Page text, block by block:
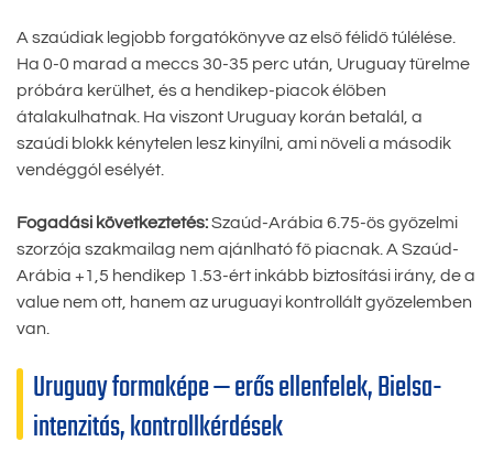
A szaúdiak legjobb forgatókönyve az első félidő túlélése.
Ha 0-0 marad a meccs 30-35 perc után, Uruguay türelme
próbára kerülhet, és a hendikep-piacok élőben
átalakulhatnak. Ha viszont Uruguay korán betalál, a
szaúdi blokk kénytelen lesz kinyílni, ami növeli a második
vendéggól esélyét.
Fogadási következtetés:Szaúd-Arábia 6.75-ös győzelmi
szorzója szakmailag nem ajánlható fő piacnak. A Szaúd-
Arábia +1,5 hendikep 1.53-ért inkább biztosítási irány, de a
value nem ott, hanem az uruguayi kontrollált győzelemben
van.
Uruguay formaképe — erős ellenfelek, Bielsa-
intenzitás, kontrollkérdések